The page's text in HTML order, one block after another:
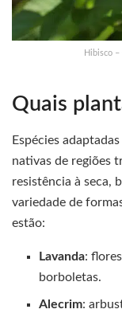
Hibisco
Quais
Espécies
nativas de regiões
resistência à seca,
variedade de
estão:
Lavanda:
borboletas.
Alecrim: